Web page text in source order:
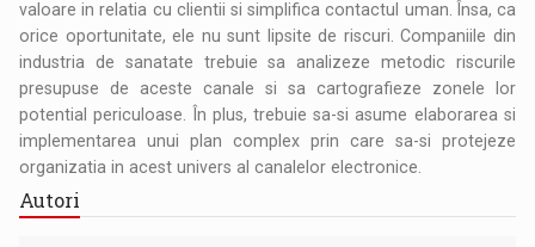
valoare in relatia cu clientii si simplifica contactul uman. Însa, ca
orice oportunitate, ele nu sunt lipsite de riscuri. Companiile din
industria de sanatate trebuie sa analizeze metodic riscurile
presupuse de aceste canale si sa cartografieze zonele lor
potential periculoase. În plus, trebuie sa-si asume elaborarea si
implementarea unui plan complex prin care sa-si protejeze
organizatia in acest univers al canalelor electronice.
Autori